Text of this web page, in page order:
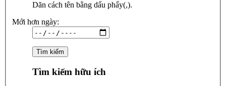
Dãn cách tên bằng dấu phẩy(,).
Mới hơn ngày:
Tìm kiếm hữu ích